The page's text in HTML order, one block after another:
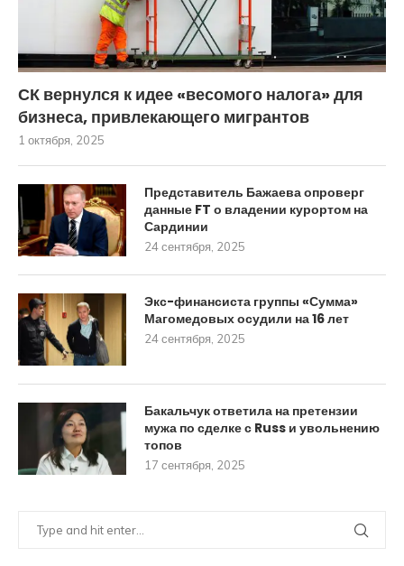
СК вернулся к идее «весомого налога» для
бизнеса, привлекающего мигрантов
1 октября, 2025
Представитель Бажаева опроверг
данные FT о владении курортом на
Сардинии
24 сентября, 2025
Экс-финансиста группы «Сумма»
Магомедовых осудили на 16 лет
24 сентября, 2025
Бакальчук ответила на претензии
мужа по сделке с Russ и увольнению
топов
17 сентября, 2025